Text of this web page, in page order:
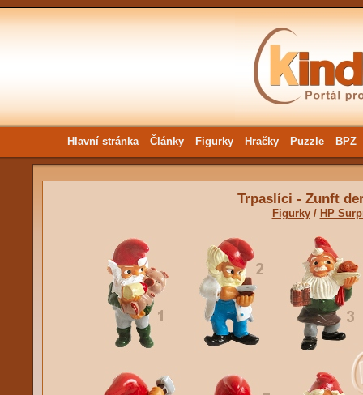
Hlavní stránka Články Figurky Hračky Puzzle BPZ
Trpaslíci - Zunft
Figurky/ HP